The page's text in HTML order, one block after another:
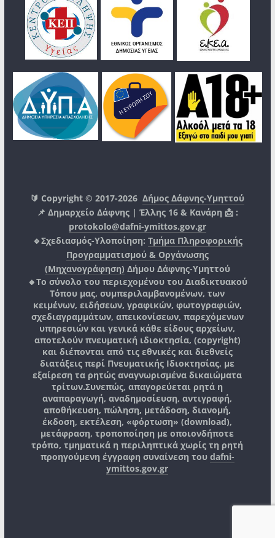
🔰 Copyright © 2017-2026Δήμος Δάφνης-Υμηττού
📌 Δημαρχείο Δάφνης | Έλλης 16 & Κανάρη 📩 :
protokolo@dafni-ymittos.gov.gr
🔹Σχεδιασμός-Υλοποίηση: Τμήμα Πληροφορικής
Προγραμματισμού & Οργάνωσης
(Μηχανογράφηση) Δήμου Δάφνης-Υμηττού
🔸Το σύνολο του περιεχομένου του Διαδικτυακού
Τόπου μας, συμπεριλαμβανομένων, των
κειμένων, ειδήσεων, γραφικών, φωτογραφιών,
σχεδιαγραμμάτων, απεικονίσεων, παρεχόμενων
υπηρεσιών και γενικά κάθε είδους αρχείων,
αποτελούν πνευματική ιδιοκτησία, (copyright)
και διέπονται από τις εθνικές και διεθνείς
διατάξεις περί Πνευματικής Ιδιοκτησίας, με
εξαίρεση τα ρητώς αναγνωρισμένα δικαιώματα
τρίτων.Συνεπώς, απαγορεύεται ρητά η
αναπαραγωγή, αναδημοσίευση, αντιγραφή,
αποθήκευση, πώληση, μετάδοση, διανομή,
έκδοση, εκτέλεση, «φόρτωση» (download),
μετάφραση, τροποποίηση με οποιονδήποτε
τρόπο, τμηματικά η περιληπτικά χωρίς τη ρητή
προηγούμενη έγγραφη συναίνεση του dafni-
ymittos.gov.gr